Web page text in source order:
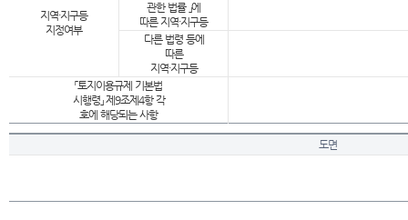
지역·지구등
지정여부
관한 법률 」에
따른 지역·지구등
다른 법령 등에
따른
지역·지구등
「토지이용규제 기본법
시행령」 제9조제4항 각
호에 해당되는 사항
도면